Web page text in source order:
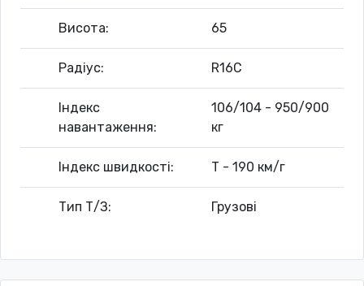
Висота: 65
Радіус: R16C
Індекс
навантаження:
106/104 - 950/900
кг
Індекс швидкості: T - 190 км/г
Тип Т/З: Грузові